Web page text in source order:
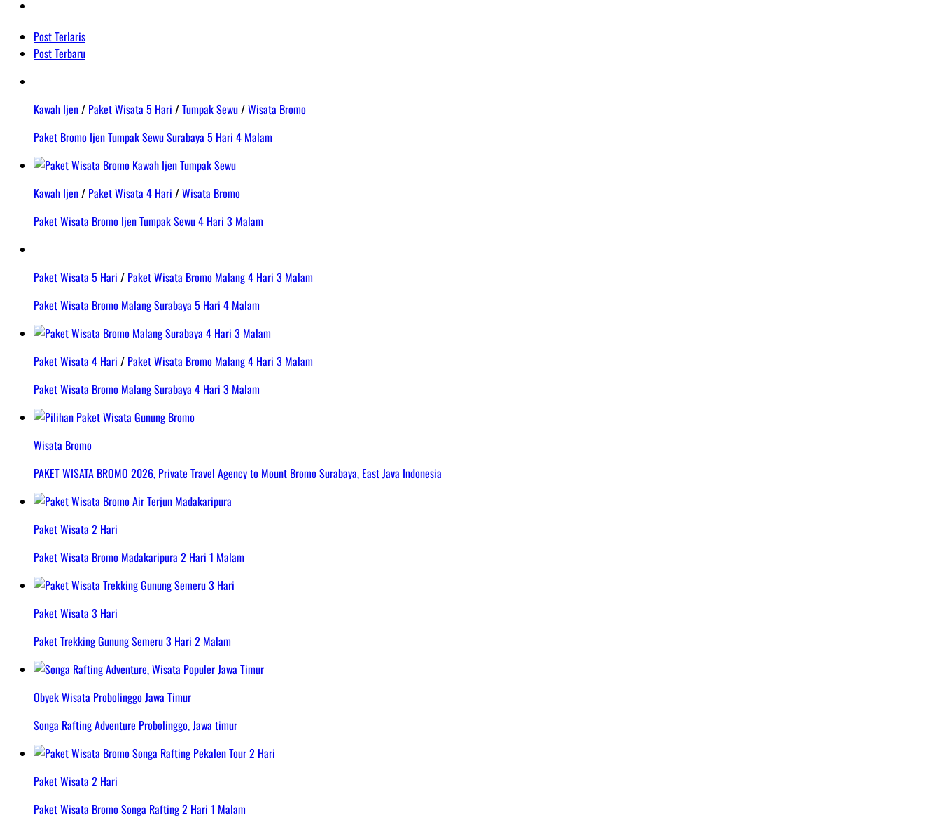
Post Terlaris
Post Terbaru
Kawah Ijen/ Paket Wisata 5 Hari /Tumpak Sewu/Wisata Bromo
Paket Bromo Ijen Tumpak Sewu Surabaya 5 Hari 4 Malam
Kawah Ijen/ Paket Wisata 4 Hari /Wisata Bromo
Paket Wisata Bromo Ijen Tumpak Sewu 4 Hari 3 Malam
Paket Wisata 5 Hari / Paket Wisata Bromo Malang 4 Hari 3 Malam
Paket Wisata Bromo Malang Surabaya 5 Hari 4 Malam
Paket Wisata 4 Hari / Paket Wisata Bromo Malang 4 Hari 3 Malam
Paket Wisata Bromo Malang Surabaya 4 Hari 3 Malam
Wisata Bromo
PAKET WISATA BROMO 2026, Private Travel Agency to Mount Bromo Surabaya, East Java Indonesia
Paket Wisata 2 Hari
Paket Wisata Bromo Madakaripura 2 Hari 1 Malam
Paket Wisata 3 Hari
Paket Trekking Gunung Semeru 3 Hari 2 Malam
Obyek Wisata Probolinggo Jawa Timur
Songa Rafting Adventure Probolinggo, Jawa timur
Paket Wisata 2 Hari
Paket Wisata Bromo Songa Rafting 2 Hari 1 Malam